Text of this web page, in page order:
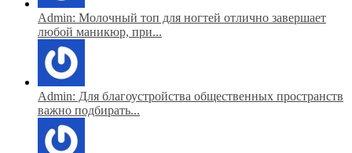
Admin: Молочный топ для ногтей отлично завершает
любой маникюр, при...
Admin: Для благоустройства общественных пространств
важно подбирать...